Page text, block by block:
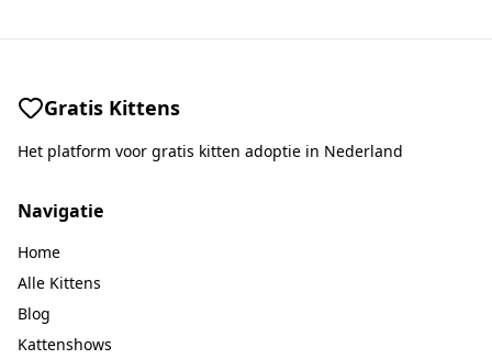
Gratis Kittens
Het platform voor gratis kitten adoptie in Nederland
Navigatie
Home
Alle Kittens
Blog
Kattenshows